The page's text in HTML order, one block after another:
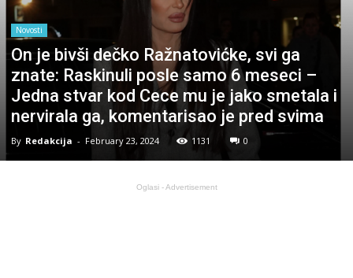
Novosti
On je bivši dečko Ražnatovićke, svi ga
znate: Raskinuli posle samo 6 meseci –
Jedna stvar kod Cece mu je jako smetala i
nervirala ga, komentarisao je pred svima
By Redakcija - February 23, 2024 1131 0
Oglasi - Advertisement